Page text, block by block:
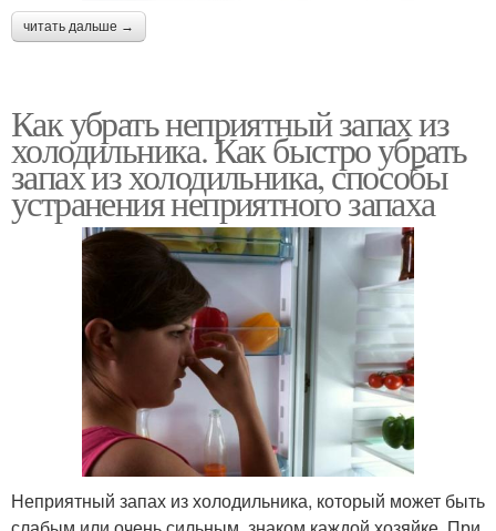
читать дальше →
Как убрать неприятный запах из
холодильника. Как быстро убрать
запах из холодильника, способы
устранения неприятного запаха
Неприятный запах из холодильника, который может быть